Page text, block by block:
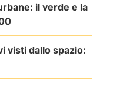
il verde e la
visti dallo spazio: